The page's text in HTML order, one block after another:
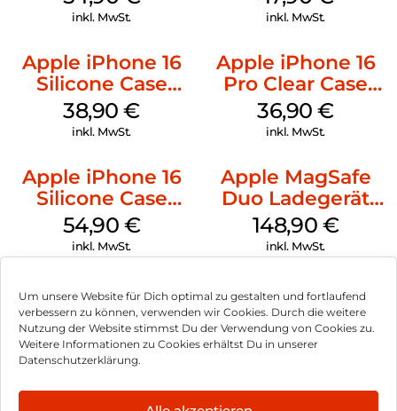
Um unsere Website für Dich optimal zu gestalten und fortlaufend
verbessern zu können, verwenden wir Cookies. Durch die weitere
Nutzung der Website stimmst Du der Verwendung von Cookies zu.
Weitere Informationen zu Cookies erhältst Du in unserer
Datenschutzerklärung.
inkl. MwSt. inkl. MwSt.
Apple iPhone 16
Silicone Case
MagSafe
Ultramarine
38,90€
inkl. MwSt.
Apple iPhone 16
Pro Clear Case
MagSafe
Transparent
36,90€
inkl. MwSt.
Apple iPhone 16
Silicone Case
MagSafe Black
54,90 €
inkl. MwSt.
Apple MagSafe
Duo Ladegerät
Weiß
148,90 €
inkl. MwSt.
Impressum